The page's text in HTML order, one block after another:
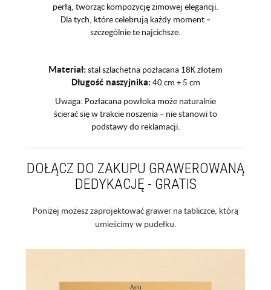
perłą, tworząc kompozycję zimowej elegancji.
Dla tych, które celebrują każdy moment –
szczególnie te najcichsze.
Materiał:stal szlachetna pozłacana 18K złotem
Długość naszyjnika:40 cm + 5 cm
Uwaga: Pozłacana powłoka może naturalnie
ścierać się w trakcie noszenia – nie stanowi to
podstawy do reklamacji.
DOŁĄCZ DO ZAKUPU GRAWEROWANĄ
DEDYKACJĘ - GRATIS
Poniżej możesz zaprojektować grawer na tabliczce, którą
umieścimy w pudełku.
Asiu